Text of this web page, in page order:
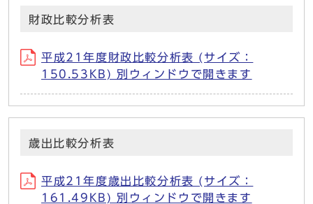
財政比較分析表
平成21年度財政比較分析表 (サイズ：
150.53KB) 別ウィンドウで開きます
歳出比較分析表
平成21年度歳出比較分析表 (サイズ：
161.49KB) 別ウィンドウで開きます